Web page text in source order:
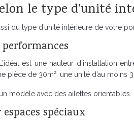
le type d’unité
du type d’unité intérieure de votre
est une hauteur d’installation
pièce de 30m², une unité d’au moins
modèle avec des ailettes
spéciaux